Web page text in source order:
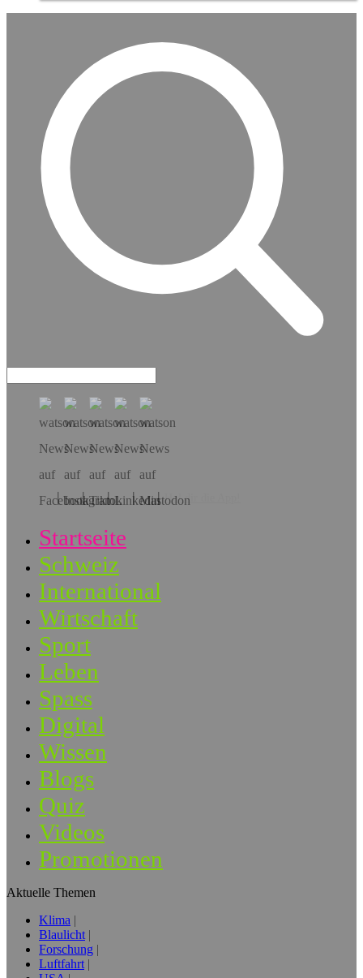
Hol dir die App!
Startseite
Schweiz
International
Wirtschaft
Sport
Leben
Spass
Digital
Wissen
Blogs
Quiz
Videos
Promotionen
Aktuelle Themen
Klima
Blaulicht
Forschung
Luftfahrt